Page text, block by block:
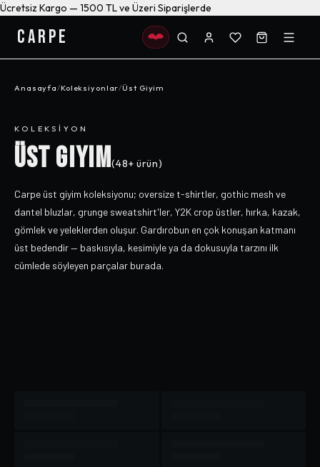
Ücretsiz Kargo — 1500 TL ve Üzeri Siparişlerde
CARPE
Anasayfa/Koleksiyonlar/Üst Giyim
KOLEKSIYON
ÜST GIYIM(48+ ürün)
Carpe üst giyim koleksiyonu; oversize t-shirtler, gothic mesh ve
dantel bluzlar, grunge sweatshirt'ler, Y2K crop üstler, hırka, kazak,
gömlek ve yeleklerden oluşur. Gardırobun en çok konuşan katmanı
üst bedendir — baskısıyla, kesimiyle ya da dokusuyla tarzını ilk
cümlede söyleyen parçalar burada.